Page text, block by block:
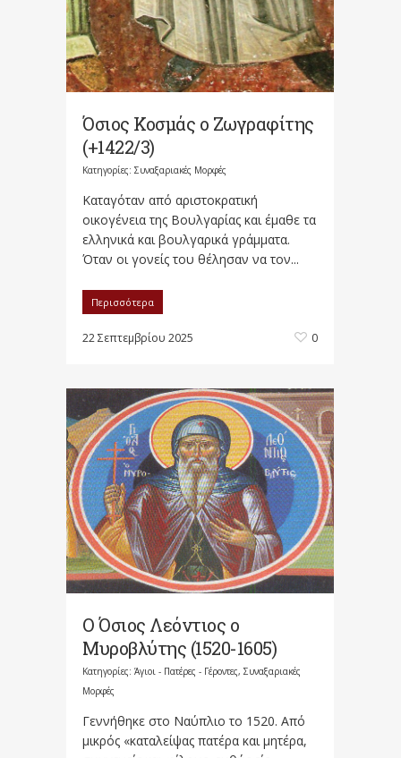
Όσιος Κοσμάς ο Ζωγραφίτης
(+1422/3)
Κατηγορίες: Συναξαριακές Μορφές
Καταγόταν από αριστοκρατική
οικογένεια της Βουλγαρίας και έμαθε τα
ελληνικά και βουλγαρικά γράμματα.
Όταν οι γονείς του θέλησαν να τον...
Περισσότερα
22 Σεπτεμβρίου 2025 0
Ο Όσιος Λεόντιος ο
Μυροβλύτης (1520-1605)
Κατηγορίες: Άγιοι - Πατέρες - Γέροντες, Συναξαριακές
Μορφές
Γεννήθηκε στο Ναύπλιο το 1520. Από
μικρός «καταλείψας πατέρα και μητέρα,